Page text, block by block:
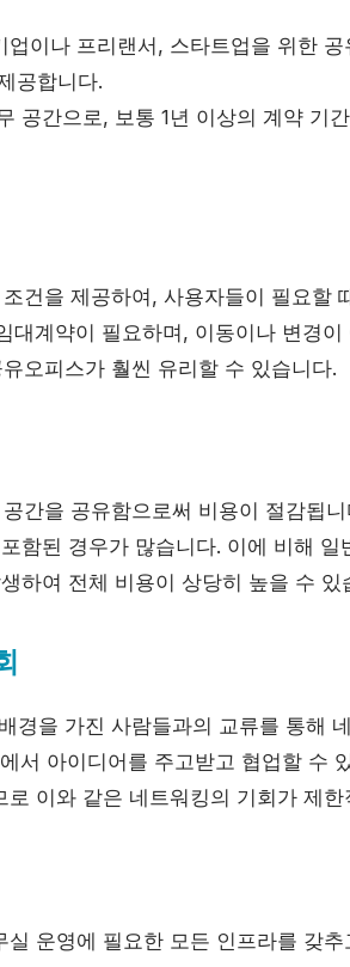
업이나 프리랜서, 스타트업을 위한
공합니다.
공간으로, 보통 1년 이상의 계약 기
건을 제공하여, 사용자들이 필요할
대계약이 필요하며, 이동이나 변경
오피스가 훨씬 유리할 수 있습니다.
간을 공유함으로써 비용이 절감됩
함된 경우가 많습니다. 이에 비해
하여 전체 비용이 상당히 높을 수 있
경을 가진 사람들과의 교류를 통해
서 아이디어를 주고받고 협업할 수
이와 같은 네트워킹의 기회가 제한
실 운영에 필요한 모든 인프라를 갖